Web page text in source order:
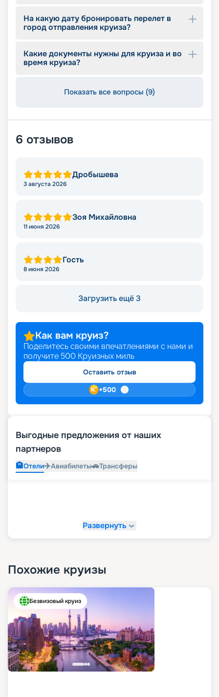
На какую дату бронировать перелет в
город отправления круиза?
Какие документы нужны для круиза и во
время круиза?
Показать все вопросы (9)
6 отзывов
Дробышева
3 августа 2026
Зоя Михайловна
11 июня 2026
Гость
8 июня 2026
Загрузить ещё 3
Как вам круиз?
Поделитесь своими впечатлениями с нами и
получите 500 Круизных миль
Оставить отзыв
+500
Выгодные предложения от наших
партнеров
🏨Отели✈️Авиабилеты🚗Трансферы
Развернуть
Похожие круизы
Безвизовый круиз